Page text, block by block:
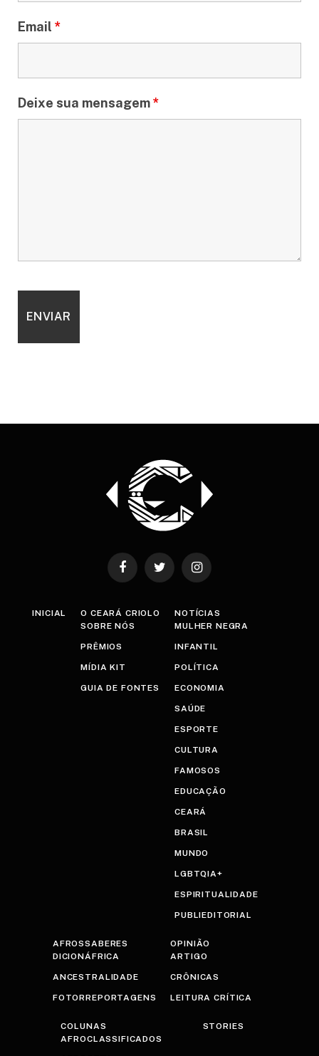
Email *
Deixe sua mensagem*
FacebookTwitter Instagram
INICIAL
O CEARÁ CRIOLO
SOBRE NÓS
PRÊMIOS
MÍDIA KIT
GUIA DE FONTES
NOTÍCIAS
MULHER NEGRA
INFANTIL
POLÍTICA
ECONOMIA
SAÚDE
ESPORTE
CULTURA
FAMOSOS
EDUCAÇÃO
CEARÁ
BRASIL
MUNDO
LGBTQIA+
ESPIRITUALIDADE
PUBLIEDITORIAL
AFROSSABERES
DICIONÁFRICA
ANCESTRALIDADE
FOTORREPORTAGENS
OPINIÃO
ARTIGO
CRÔNICAS
LEITURA CRÍTICA
COLUNAS
AFROCLASSIFICADOS
STORIES